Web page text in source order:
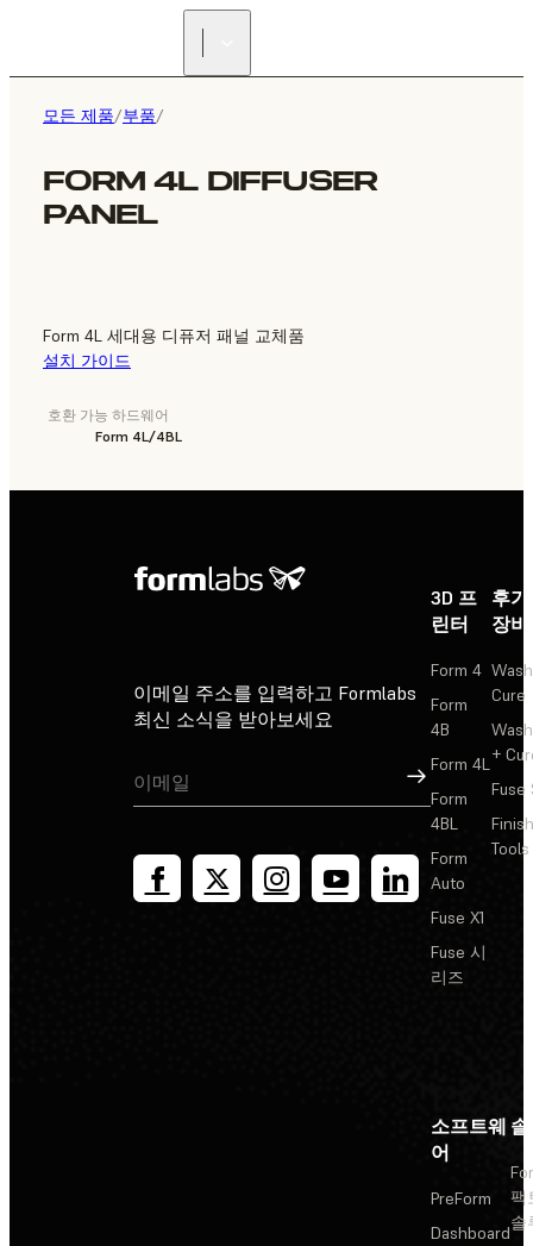
모든 제품/부품/
FORM 4L DIFFUSER
PANEL
Form 4L 세대용 디퓨저 패널 교체품
설치 가이드
호환 가능 하드웨어
Form 4L/4BL
이메일 주소를 입력하고 Formlabs
최신 소식을 받아보세요
가입
3D 프
린터
Form 4
Form
4B
Form 4L
Form
4BL
Form
Auto
Fuse X1
Fuse 시
리즈
후
장비
Cure
+
Fuse
Tools
소프트웨
어
PreForm
Dashboard
팩
솔